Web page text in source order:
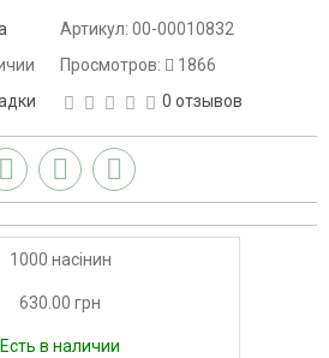
Артикул: 00-00010832
Просмотров:
1866
0 отзывов
1000 насінин
630.00 грн
Есть в наличии